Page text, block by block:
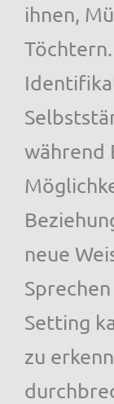
ihnen,
während
neue
Setting
zu